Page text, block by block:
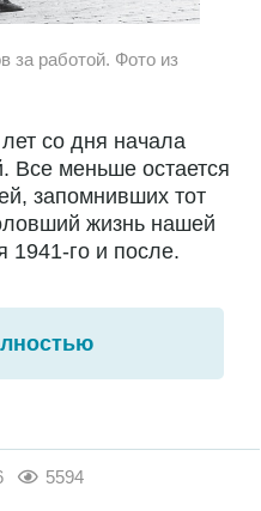
за работой. Фото из
со дня начала
Все меньше остается
запомнивших тот
жизнь нашей
1941-го и после.
5594